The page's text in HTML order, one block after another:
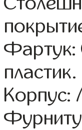
Фартук:
пластик.
Корпус: